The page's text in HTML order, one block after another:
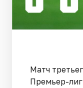
Матч
Премьер-